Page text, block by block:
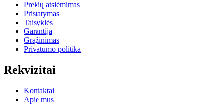
Prekių atsiėmimas
Pristatymas
Taisyklės
Garantija
Grąžinimas
Privatumo politika
Rekvizitai
Kontaktai
Apie mus